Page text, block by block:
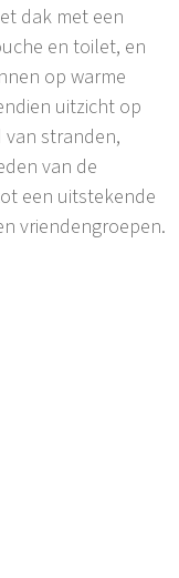
dak met een
en toilet, en
op warme
uitzicht op
van stranden,
van de
een uitstekende
vriendengroepen.
gelegen
minuten
combinatie
cafés, winkels
bestemmingen en
van Istrië